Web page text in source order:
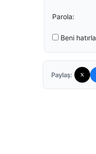
Parola:
Beni hatırla
Paylaş: